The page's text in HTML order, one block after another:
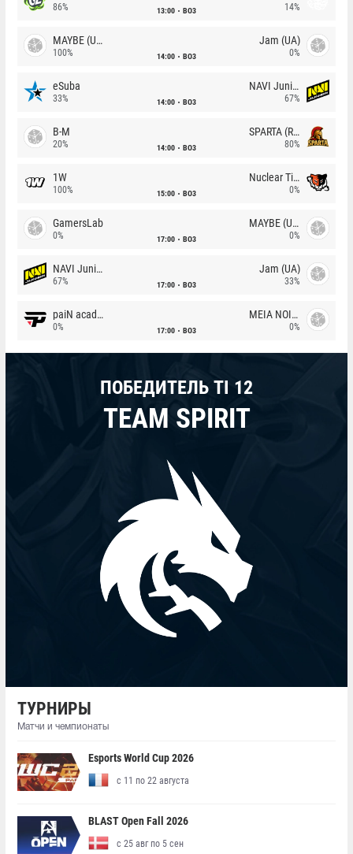
86% 13:00 BO3 14%
MAYBE (UA)
100% 14:00 BO3
Jam (UA)
0%
eSuba
33% 14:00 BO3
NAVI Junior
67%
B-M
20% 14:00 BO3
SPARTA (RU)
80%
1W
100% 15:00 BO3
Nuclear TigeRES
0%
GamersLab
0% 17:00 BO3
MAYBE (UA)
0%
NAVI Junior
67% 17:00 BO3
Jam (UA)
33%
paiN academy
0% 17:00 BO3
MEIA NOITE
0%
ПОБЕДИТЕЛЬ TI 12
TEAM SPIRIT
ТУРНИРЫ
Матчи и чемпионаты
Esports World Cup 2026
с 11 по 22 августа
BLAST Open Fall 2026
с 25 авг по 5 сен